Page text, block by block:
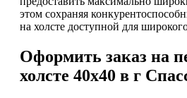
этом сохраняя
на холсте доступной для
Оформить заказ на
холсте 40х40 в г